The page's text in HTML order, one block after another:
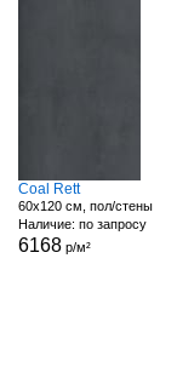
Coal Rett
60x120 см, пол/стены
Наличие: по запросу
6168 р/м²